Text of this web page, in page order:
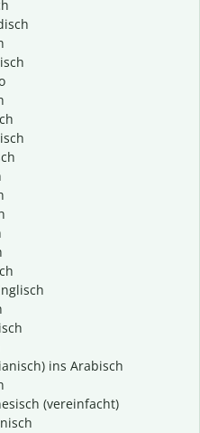
ins Arabisch
(vereinfacht)